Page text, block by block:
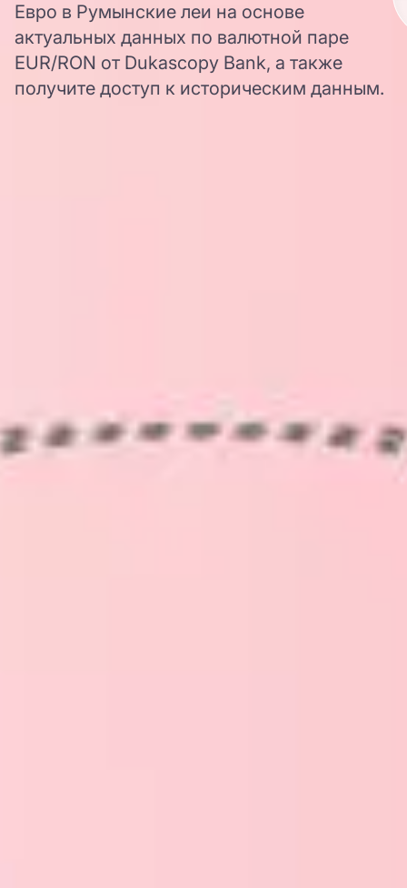
Евро в Румынские леи на основе
актуальных данных по валютной паре
EUR/RON от Dukascopy Bank, а также
получите доступ к историческим данным.